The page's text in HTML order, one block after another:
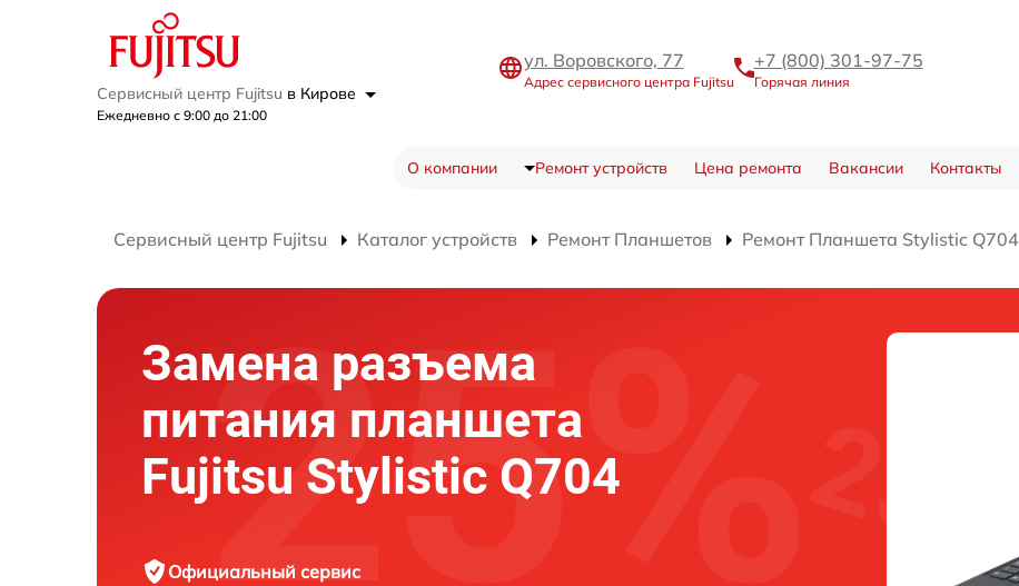
Сервисный центр Fujitsu в Кирове
Ежедневно с 9:00 до 21:00
ул. Воровского, 77
Адрес сервисного центра Fujitsu
+7 (800) 301-97-75
Горячая линия
О компании Ремонт устройств Цена ремонта Вакансии Контакты
Сервисный центр Fujitsu Каталог устройств Ремонт Планшетов Ремонт Планшета Stylistic Q704
Замена разъема
питания планшета
Fujitsu Stylistic Q704
Официальный сервис